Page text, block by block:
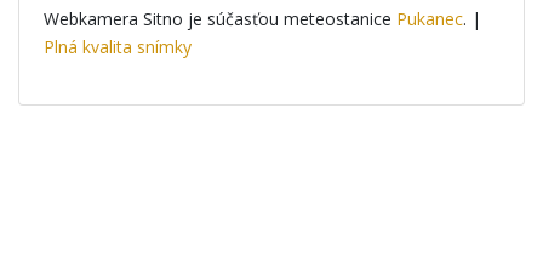
Webkamera Sitno je súčasťou meteostanice Pukanec. |
Plná kvalita snímky